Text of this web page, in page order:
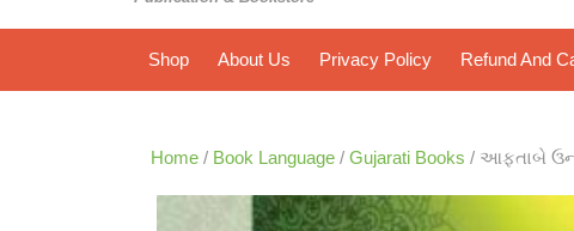
Shop About Us Privacy Policy Refund And
Home / Book Language / Gujarati Books / આફતાબે